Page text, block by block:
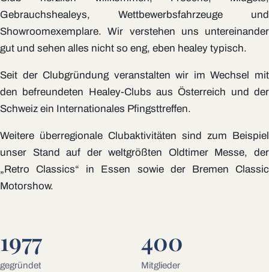
Gebrauchshealeys, Wettbewerbsfahrzeuge und
Showroomexemplare. Wir verstehen uns untereinander
gut und sehen alles nicht so eng, eben healey typisch.
Seit der Clubgründung veranstalten wir im Wechsel mit
den befreundeten Healey-Clubs aus Österreich und der
Schweiz ein Internationales Pfingsttreffen.
Weitere überregionale Clubaktivitäten sind zum Beispiel
unser Stand auf der weltgrößten Oldtimer Messe, der
„Retro Classics“ in Essen sowie der Bremen Classic
Motorshow.
1977
gegründet
400
Mitglieder